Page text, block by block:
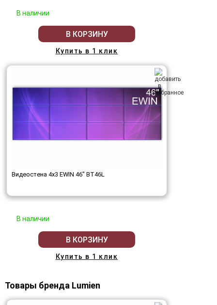
В наличии
В КОРЗИНУ
Купить в 1 клик
Видеостена 4x3 EWIN 46" BT46L
В наличии
В КОРЗИНУ
Купить в 1 клик
Товары бренда Lumien